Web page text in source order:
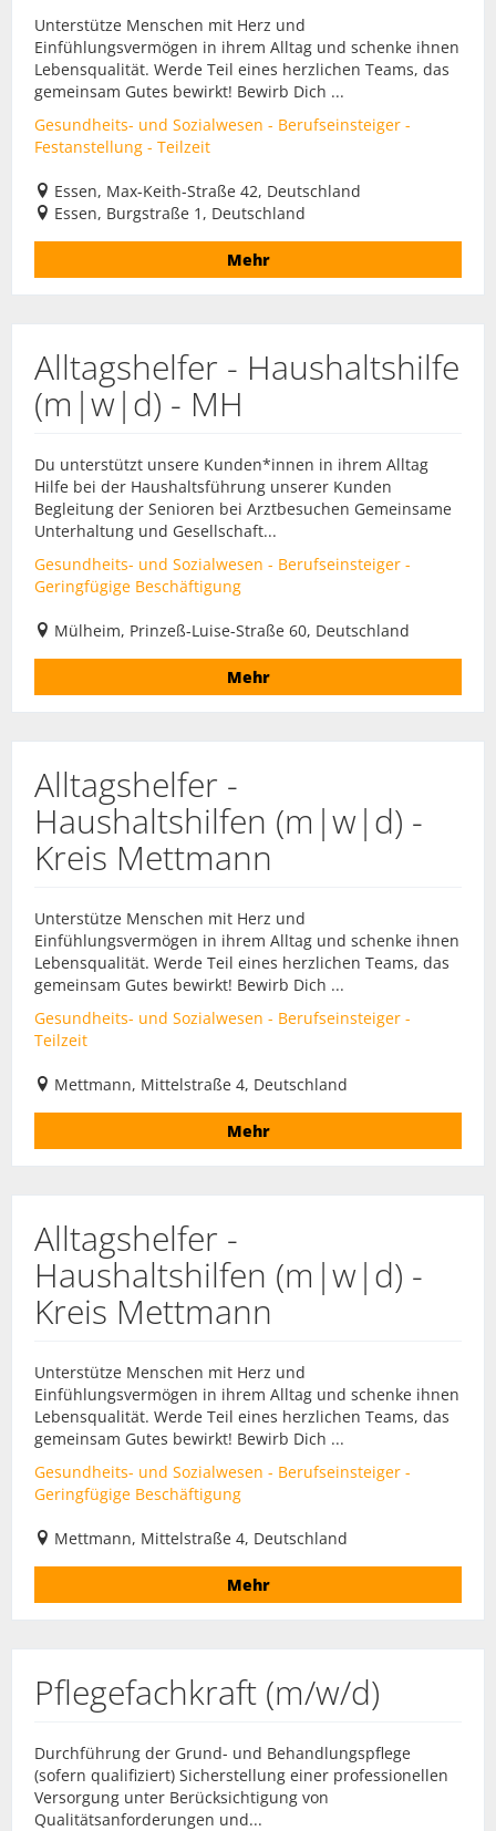
Unterstütze Menschen mit Herz und
Einfühlungsvermögen in ihrem Alltag und schenke ihnen
Lebensqualität. Werde Teil eines herzlichen Teams, das
gemeinsam Gutes bewirkt! Bewirb Dich ...
Gesundheits- und Sozialwesen - Berufseinsteiger -
Festanstellung - Teilzeit
Essen, Max-Keith-Straße 42, Deutschland
Essen, Burgstraße 1, Deutschland
Mehr
Alltagshelfer - Haushaltshilfe
(m|w|d) - MH
Du unterstützt unsere Kunden*innen in ihrem Alltag
Hilfe bei der Haushaltsführung unserer Kunden
Begleitung der Senioren bei Arztbesuchen Gemeinsame
Unterhaltung und Gesellschaft...
Gesundheits- und Sozialwesen - Berufseinsteiger -
Geringfügige Beschäftigung
Mülheim, Prinzeß-Luise-Straße 60, Deutschland
Mehr
Alltagshelfer -
Haushaltshilfen (m|w|d) -
Kreis Mettmann
Unterstütze Menschen mit Herz und
Einfühlungsvermögen in ihrem Alltag und schenke ihnen
Lebensqualität. Werde Teil eines herzlichen Teams, das
gemeinsam Gutes bewirkt! Bewirb Dich ...
Gesundheits- und Sozialwesen - Berufseinsteiger -
Teilzeit
Mettmann, Mittelstraße 4, Deutschland
Mehr
Alltagshelfer -
Haushaltshilfen (m|w|d) -
Kreis Mettmann
Unterstütze Menschen mit Herz und
Einfühlungsvermögen in ihrem Alltag und schenke ihnen
Lebensqualität. Werde Teil eines herzlichen Teams, das
gemeinsam Gutes bewirkt! Bewirb Dich ...
Gesundheits- und Sozialwesen - Berufseinsteiger -
Geringfügige Beschäftigung
Mettmann, Mittelstraße 4, Deutschland
Mehr
Pflegefachkraft (m/w/d)
Durchführung der Grund- und Behandlungspflege
(sofern qualifiziert) Sicherstellung einer professionellen
Versorgung unter Berücksichtigung von
Qualitätsanforderungen und...